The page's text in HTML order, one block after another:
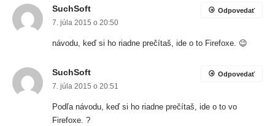
SuchSoft
7. júla 2015 o 20:50
návodu, keď si ho riadne prečítaš, ide o to Firefoxe. 😉
Odpovedať
SuchSoft
7. júla 2015 o 20:51
Podľa návodu, keď si ho riadne prečítaš, ide o to vo
Firefoxe. ?
Odpovedať